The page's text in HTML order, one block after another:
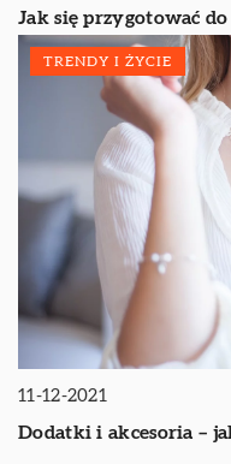
Jak się przygotować
TRENDY I ŻYCIE
11-12-2021
Dodatki i akcesoria –